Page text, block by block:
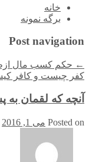
Skip
خانه
برگه نمونه
Post navigation
← حکم کسب مال
کفر چیست و کافر
آنچه که لقمان
Posted on می 1, 2016